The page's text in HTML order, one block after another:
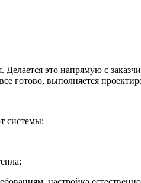
это напрямую с
готово, выполняется
системы: